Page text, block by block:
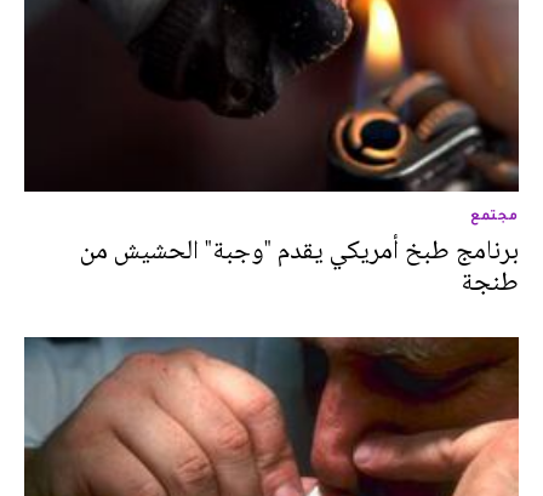
مجتمع
برنامج طبخ أمريكي يقدم "وجبة" الحشيش من
طنجة